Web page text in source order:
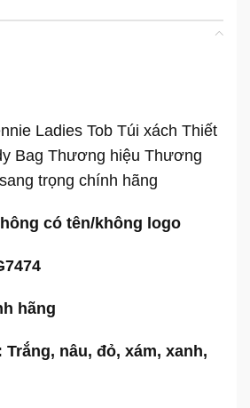
Ladies Tob Túi xách Thiết
Bag Thương hiệu Thương
trọng chính hãng
có tên/không logo
hãng
Trắng, nâu, đỏ, xám, xanh,